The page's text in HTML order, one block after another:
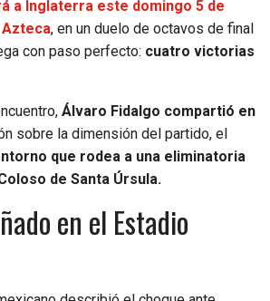
a Inglaterra este domingo 5 de
Azteca, en un duelo de octavos de final
con paso perfecto: cuatro victorias
Álvaro Fidalgo compartió en
sobre la dimensión del partido, el
que rodea a una eliminatoria
de Santa Úrsula.
en el Estadio